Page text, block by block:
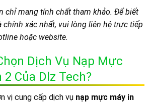
chỉ mang tính chất tham khảo. Để biết
xác nhất, vui lòng liên hệ trực tiếp
hoặc website.
Dịch Vụ Nạp Mực
2 Của Dlz Tech?
vị cung cấp dịch vụ nạp mực máy in